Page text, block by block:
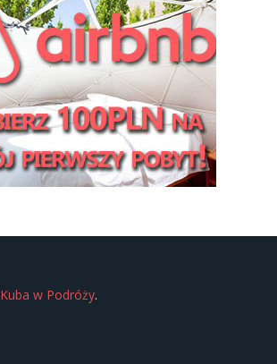
Kuba w Podróży.